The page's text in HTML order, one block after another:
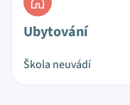
Ubytování
Škola neuvádí